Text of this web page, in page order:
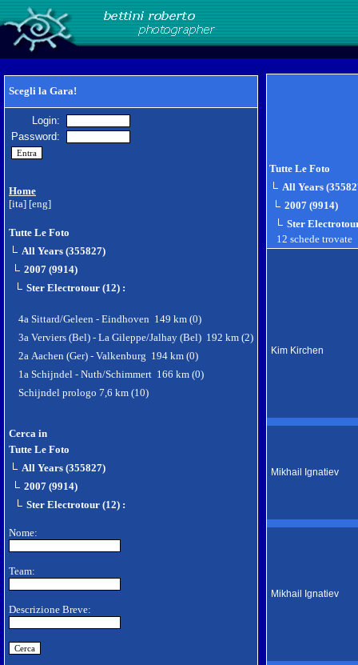
Scegli la Gara!
Login:
Password:
Home
[ita] [eng]
Tutte Le Foto
All Years (355827)
2007 (9914)
Ster Electrotour (12) :
4a Sittard/Geleen - Eindhoven 149 km (0)
3a Verviers (Bel) - La Gileppe/Jalhay (Bel) 192 km (2)
2a Aachen (Ger) - Valkenburg 194 km (0)
1a Schijndel - Nuth/Schimmert 166 km (0)
Schijndel prologo 7,6 km (10)
Cerca in
Tutte Le Foto
All Years (355827)
2007 (9914)
Ster Electrotour (12) :
Nome:
Team:
Descrizione Breve:
Tutte Le Foto
All Years
2007 (9914)
Ster
12 schede trovate
Kim Kirchen
Mikhail Ignatiev
Mikhail Ignatiev